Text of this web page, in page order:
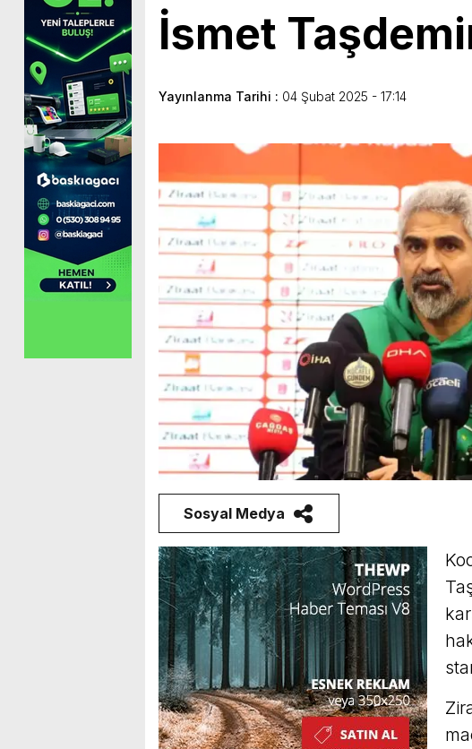
İsmet
Yayınlanma Tarihi : 04 Şubat 2025 - 17:14
Sosyal Medya